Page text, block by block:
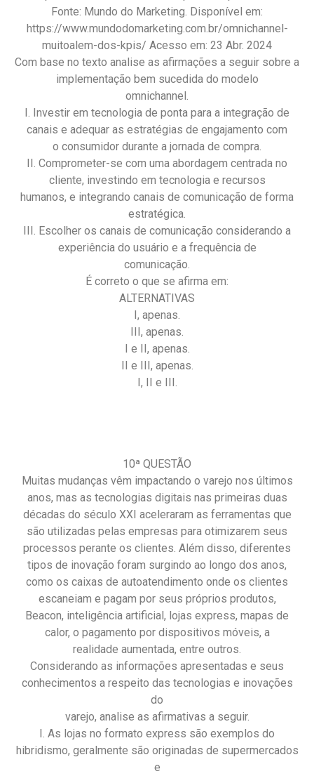
Fonte: Mundo do Marketing. Disponível em:
https://www.mundodomarketing.com.br/omnichannel-
muitoalem-dos-kpis/ Acesso em: 23 Abr. 2024
Com base no texto analise as afirmações a seguir sobre a
implementação bem sucedida do modelo
omnichannel.
I. Investir em tecnologia de ponta para a integração de
canais e adequar as estratégias de engajamento com
o consumidor durante a jornada de compra.
II. Comprometer-se com uma abordagem centrada no
cliente, investindo em tecnologia e recursos
humanos, e integrando canais de comunicação de forma
estratégica.
III. Escolher os canais de comunicação considerando a
experiência do usuário e a frequência de
comunicação.
É correto o que se afirma em:
ALTERNATIVAS
I, apenas.
III, apenas.
I e II, apenas.
II e III, apenas.
I, II e III.
10ª QUESTÃO
Muitas mudanças vêm impactando o varejo nos últimos
anos, mas as tecnologias digitais nas primeiras duas
décadas do século XXI aceleraram as ferramentas que
são utilizadas pelas empresas para otimizarem seus
processos perante os clientes. Além disso, diferentes
tipos de inovação foram surgindo ao longo dos anos,
como os caixas de autoatendimento onde os clientes
escaneiam e pagam por seus próprios produtos,
Beacon, inteligência artificial, lojas express, mapas de
calor, o pagamento por dispositivos móveis, a
realidade aumentada, entre outros.
Considerando as informações apresentadas e seus
conhecimentos a respeito das tecnologias e inovações
do
varejo, analise as afirmativas a seguir.
I. As lojas no formato express são exemplos do
hibridismo, geralmente são originadas de supermercados
e